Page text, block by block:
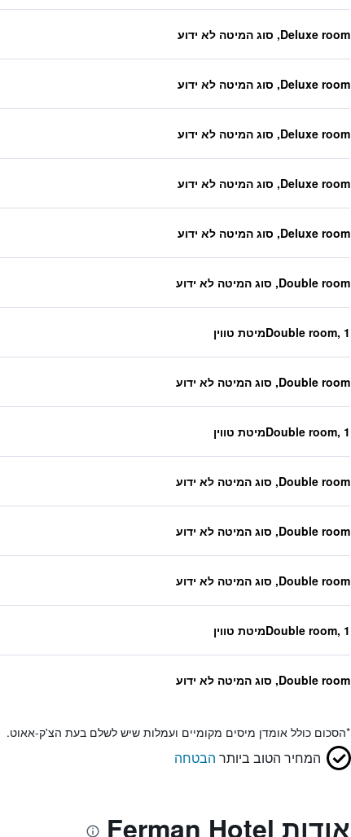
Deluxe room, סוג המיטה לא ידוע
Deluxe room, סוג המיטה לא ידוע
Deluxe room, סוג המיטה לא ידוע
Deluxe room, סוג המיטה לא ידוע
Deluxe room, סוג המיטה לא ידוע
Double room, סוג המיטה לא ידוע
Double room, 1מיטת טווין
Double room, סוג המיטה לא ידוע
Double room, 1מיטת טווין
Double room, סוג המיטה לא ידוע
Double room, סוג המיטה לא ידוע
Double room, סוג המיטה לא ידוע
Double room, 1מיטת טווין
Double room, סוג המיטה לא ידוע
*הסכום כולל אומדן מיסים מקומיים ועמלות שיש לשלם בעת הצ'ק-אאוט.
המחיר הטוב ביותר הבטחה
אודות Ferman Hotel